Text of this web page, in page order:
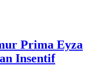
Prima Eyza
Insentif